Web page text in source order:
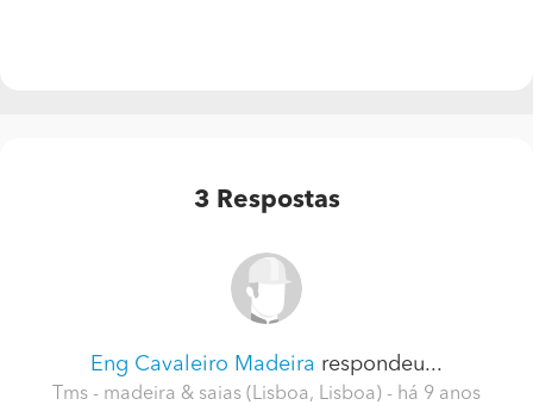
3 Respostas
Eng Cavaleiro Madeira respondeu...
Tms - madeira & saias (Lisboa, Lisboa) - há 9 anos